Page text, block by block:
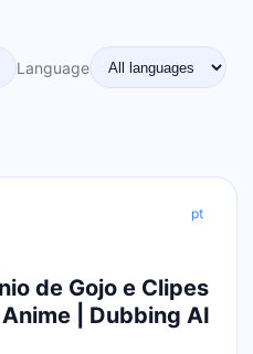
Language
pt
de Gojo e Clipes
| Dubbing AI